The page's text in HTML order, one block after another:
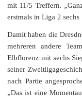
mit 11/5 Treffern.
erstmals in Liga 2 sechs
Damit haben die
mehreren andere
Elbflorenz mit sechs
seiner
nach Partie
„Das ist eine